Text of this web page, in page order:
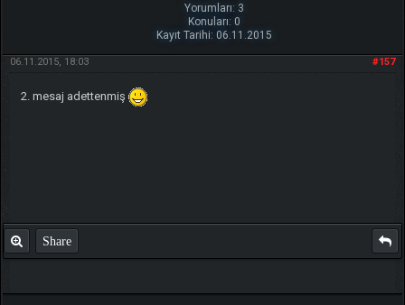
Yorumları: 3
Konuları: 0
Kayıt Tarihi: 06.11.2015
#157
06.11.2015, 18:03
2. mesaj adettenmiş
Share